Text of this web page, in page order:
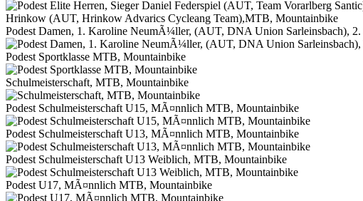
Podest Damen, 1. Karoline NeumÃ¼ller, (AUT, DNA Union Sarleinsbach),
Podest Sportklasse MTB, Mountainbike
Schulmeisterschaft, MTB, Mountainbike
Podest Schulmeisterschaft U15, MÃ¤nnlich MTB, Mountainbike
Podest Schulmeisterschaft U13, MÃ¤nnlich MTB, Mountainbike
Podest Schulmeisterschaft U13 Weiblich, MTB, Mountainbike
Podest U17, MÃ¤nnlich MTB, Mountainbike